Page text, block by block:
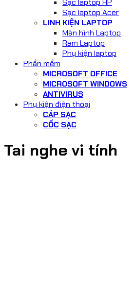
Sạc laptop HP
Sạc laptop Acer
LINH KIỆN LAPTOP
Màn hình Laptop
Ram Laptop
Phụ kiện laptop
Phần mềm
MICROSOFT OFFICE
MICROSOFT WINDOWS
ANTIVIRUS
Phụ kiện điện thoại
CÁP SẠC
CỐC SẠC
Tai nghe vi tính